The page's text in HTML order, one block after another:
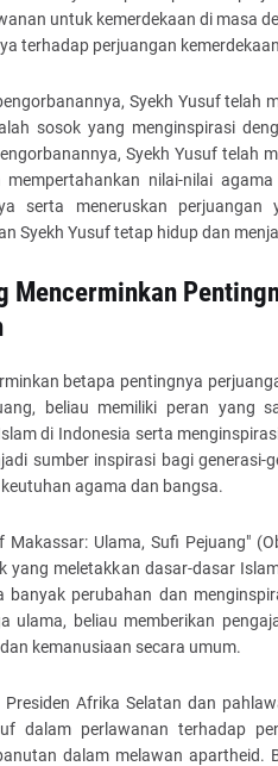
untuk kemerdekaan di masa
terhadap perjuangan
Syekh Yusuf telah
sosok yang menginspirasi
Syekh Yusuf telah
mempertahankan nilai-nilai
serta meneruskan
Syekh Yusuf tetap hidup dan
Mencerminkan
betapa pentingnya
beliau memiliki peran yang
di Indonesia serta
sumber inspirasi bagi
agama dan bangsa.
Makassar: Ulama, Sufi Pejuang"
yang meletakkan dasar-dasar
banyak perubahan dan
ulama, beliau memberikan
kemanusiaan secara umum.
Afrika Selatan dan
dalam perlawanan terhadap
dalam melawan apartheid.